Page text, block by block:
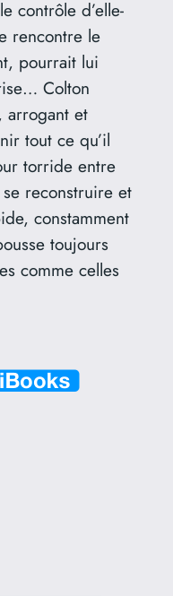
contrôle d’elle-
rencontre le
pourrait lui
Colton
arrogant et
tout ce qu’il
torride entre
reconstruire et
constamment
toujours
comme celles